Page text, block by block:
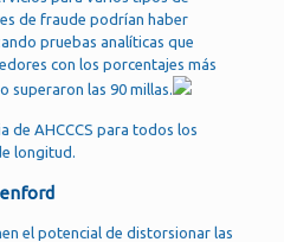
de fraude podrían haber
pruebas analíticas que
con los porcentajes más
superaron las 90 millas.
de AHCCCS para todos los
longitud.
el potencial de distorsionar las